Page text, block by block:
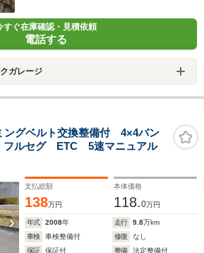
すぐ在庫確認・見積依頼
電話する
ガレージ
グベルト交換整備付 4×4バン
ルセグ ETC 5速マニュアル
支払総額
138万円
本体価格
118.0万円
年式 2008年 走行 9.8万km
車検
車検整備付 修復
なし
保証
保証付 整備
法定整備付